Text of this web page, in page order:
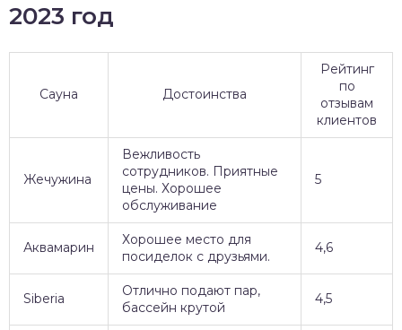
2023 год
Сауна Достоинства
Рейтинг
по
отзывам
клиентов
Жечужина
Вежливость
сотрудников. Приятные
цены. Хорошее
обслуживание
5
Аквамарин
Хорошее место для
посиделок с друзьями.
4,6
Siberia
Отлично подают пар,
бассейн крутой
4,5